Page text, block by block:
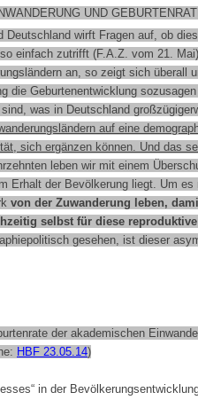
UND
Deutschland wirft Fragen auf, ob
einfach zutrifft (F.A.Z. vom 21.
an, so zeigt sich überall
die Geburtenentwicklung sozusagen
was in Deutschland
auf eine
sich ergänzen können. Und das
leben wir mit einem
Erhalt der Bevölkerung liegt. Um
von der Zuwanderung leben,
selbst für diese
gesehen, ist dieser
der akademischen
HBF 23.05.14)
in der